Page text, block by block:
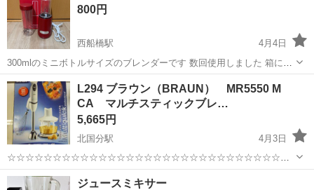
800円
西船橋駅
4月4日
300mlのミニボトルサイズのブレンダーです 数回使用しました 箱に少
しの潰れがあります
千葉 船橋市 西船橋駅
L294 ブラウン（BRAUN） MR5550 M
CA マルチスティックブレ…
5,665円
北国分駅
4月3日
☆☆☆☆☆☆☆☆☆☆☆☆☆☆☆☆☆☆☆☆☆☆☆☆☆☆☆☆☆☆☆
☆☆☆☆ 2026年1月25日（日曜日）新規グランドオープン！！ 松戸市
大橋、ダイソー松戸大橋店すぐ横に リサイクルショップ「リサイくる
千葉 松戸市 北国分駅 キッチン家電
ジュースミキサー